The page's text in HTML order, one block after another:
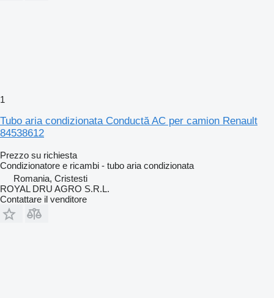
1
Tubo aria condizionata Conductă AC per camion Renault
84538612
Prezzo su richiesta
Condizionatore e ricambi - tubo aria condizionata
Romania, Cristesti
ROYAL DRU AGRO S.R.L.
Contattare il venditore